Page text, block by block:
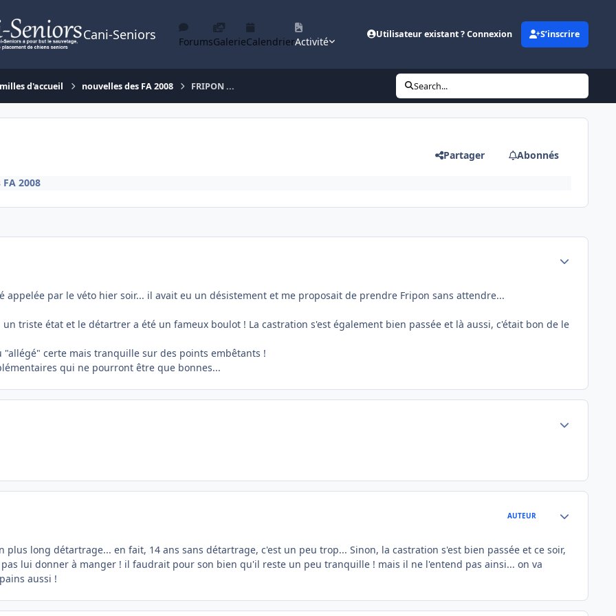
Cani-Seniors ForumsGalerieCalendrierActivité
Utilisateur existant ? Connexion S’inscrire
d'accueil nouvelles des FA 2008 FRIPON ... Search...
Partager Abonnés
2008
appelée par le véto hier soir... il avait eu un désistement et me proposait de prendre Fripon sans attendre...
triste état et le détartrer a été un fameux boulot ! La castration s'est également bien passée et là aussi, c'était bon de le
certe mais tranquille sur des points embêtants !
qui ne pourront être que bonnes...
AUTEUR
long détartrage... en fait, 14 ans sans détartrage, c'est un peu trop... Sinon, la castration s'est bien passée et ce soir,
lui donner à manger ! il faudrait pour son bien qu'il reste un peu tranquille ! mais il ne l'entend pas ainsi... on va
aussi !